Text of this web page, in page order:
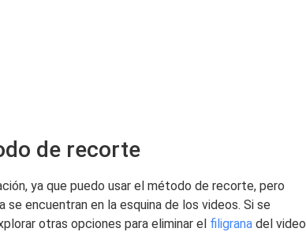
de recorte
ya que puedo usar el método de recorte, pero
encuentran en la esquina de los videos. Si se
otras opciones para eliminar el filigrana del video